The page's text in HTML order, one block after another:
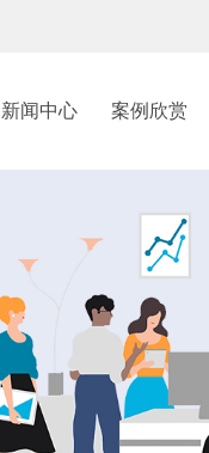
新闻中心 案例欣赏